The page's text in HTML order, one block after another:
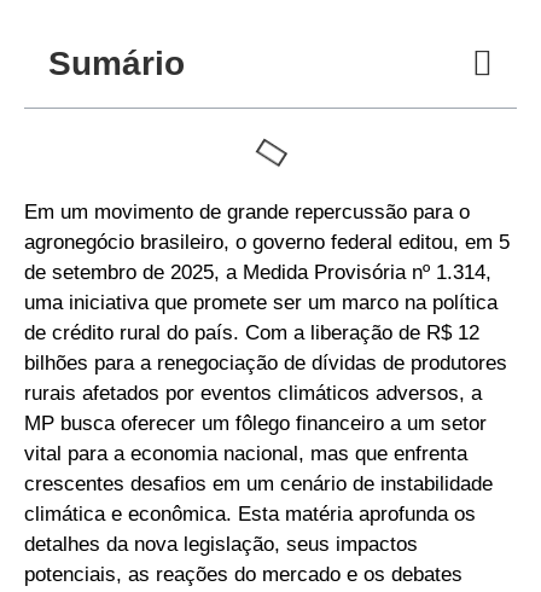
Sumário
Em um movimento de grande repercussão para o
agronegócio brasileiro, o governo federal editou, em 5
de setembro de 2025, a Medida Provisória nº 1.314,
uma iniciativa que promete ser um marco na política
de crédito rural do país. Com a liberação de R$ 12
bilhões para a renegociação de dívidas de produtores
rurais afetados por eventos climáticos adversos, a
MP busca oferecer um fôlego financeiro a um setor
vital para a economia nacional, mas que enfrenta
crescentes desafios em um cenário de instabilidade
climática e econômica. Esta matéria aprofunda os
detalhes da nova legislação, seus impactos
potenciais, as reações do mercado e os debates